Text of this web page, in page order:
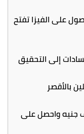
للحصول على الفيزا تفتح
للاستثمار.. أودع 100 ألف جنيه واحصل على